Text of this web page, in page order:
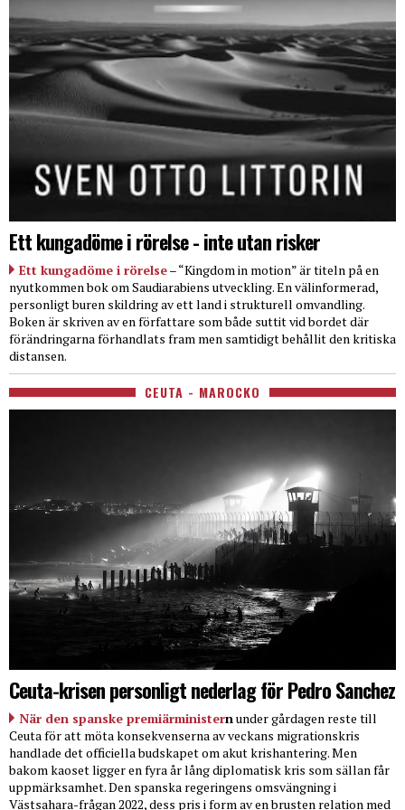
Ett kungadöme i rörelse - inte utan risker
Ett kungadöme i rörelse– “Kingdom in motion” är titeln på en
nyutkommen bok om Saudiarabiens utveckling. En välinformerad,
personligt buren skildring av ett land i strukturell omvandling.
Boken är skriven av en författare som både suttit vid bordet där
förändringarna förhandlats fram men samtidigt behållit den kritiska
distansen.
CEUTA - MAROCKO
Ceuta-krisen personligt nederlag för Pedro Sanchez
När den spanske premiärministern under gårdagen reste till
Ceuta för att möta konsekvenserna av veckans migrationskris
handlade det officiella budskapet om akut krishantering. Men
bakom kaoset ligger en fyra år lång diplomatisk kris som sällan får
uppmärksamhet. Den spanska regeringens omsvängning i
Västsahara-frågan 2022, dess pris i form av en brusten relation med